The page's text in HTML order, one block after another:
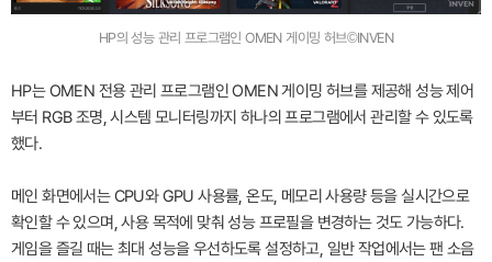
HP의 성능 관리 프로그램인 OMEN 게이밍 허브©INVEN
HP는 OMEN 전용 관리 프로그램인 OMEN 게이밍 허브를 제공해 성능 제어
부터 RGB 조명, 시스템 모니터링까지 하나의 프로그램에서 관리할 수 있도록
했다.
메인 화면에서는 CPU와 GPU 사용률, 온도, 메모리 사용량 등을 실시간으로
확인할 수 있으며, 사용 목적에 맞춰 성능 프로필을 변경하는 것도 가능하다.
게임을 즐길 때는 최대 성능을 우선하도록 설정하고, 일반 작업에서는 팬 소음